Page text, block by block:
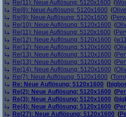
Re(11): Neue Auflösung: 5120x1600 (
Re(8): Neue Auflösung: 5120x1600 (
Re(9): Neue Auflösung: 5120x1600 (
Re(10): Neue Auflösung: 5120x1600 (
Re(11): Neue Auflösung: 5120x1600 (
Re(12): Neue Auflösung: 5120x1600 (
Re(12): Neue Auflösung: 5120x1600 (
Re(13): Neue Auflösung: 5120x1600 (
Re(13): Neue Auflösung: 5120x1600 (
Re(14): Neue Auflösung: 5120x1600 (
Re(7): Neue Auflösung: 5120x1600 (
Re: Neue Auflösung: 5120x1600 (
Re(2): Neue Auflösung: 5120x1600 (
Re(3): Neue Auflösung: 5120x1600 (
Re(4): Neue Auflösung: 5120x1600 (
Re(27): Neue Auflösung: 5120x1600 (